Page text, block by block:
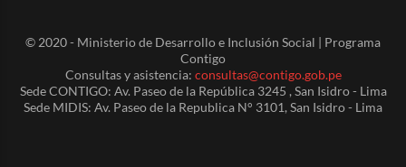
© 2020 - Ministerio de Desarrollo e Inclusión Social | Programa
Contigo
Consultas y asistencia: consultas@contigo.gob.pe
Sede CONTIGO: Av. Paseo de la República 3245 , San Isidro - Lima
Sede MIDIS: Av. Paseo de la Republica N° 3101, San Isidro - Lima